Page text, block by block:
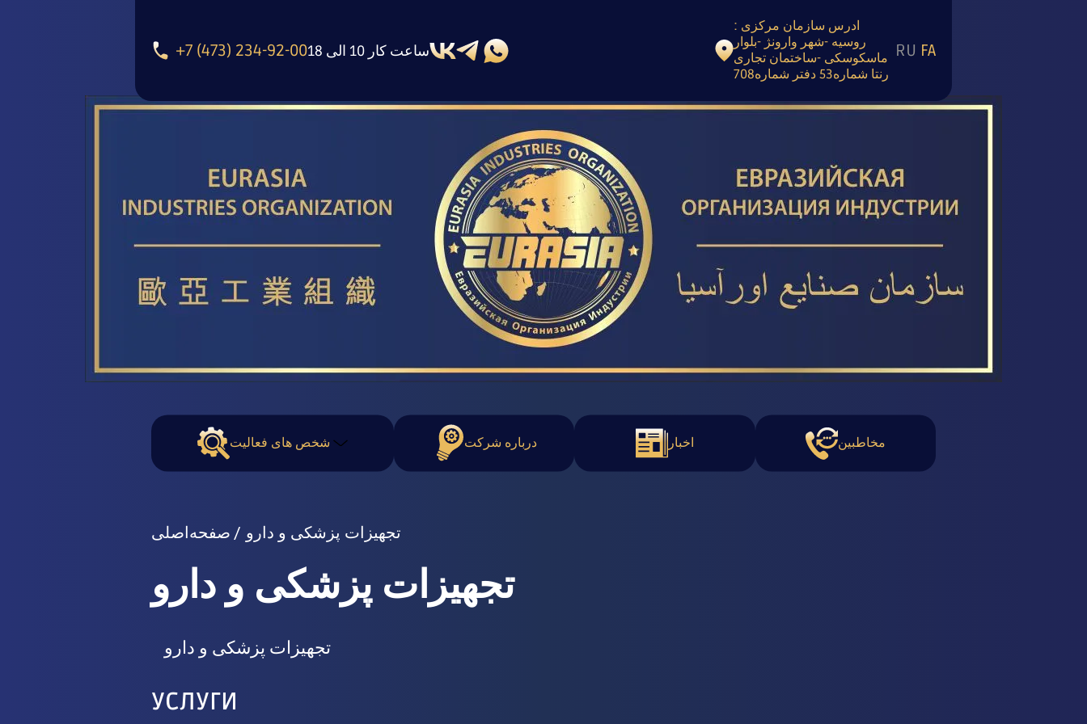
+7 (473) 234-92-00 ساعت کار 10 الی 18
ادرس سازمان مرکزی :
روسیه -شهر وارونژ -بلوار
ماسکوسکی -ساختمان تجاری
رنتا شماره53 دفتر شماره708
RU FA
شخص های فعالیت درباره شرکت اخبار مخاطبین
صفحه‌اصلی تجهیزات پزشکی و دارو
تجهیزات پزشکی و دارو
تجهیزات پزشکی و دارو
УСЛУГИ